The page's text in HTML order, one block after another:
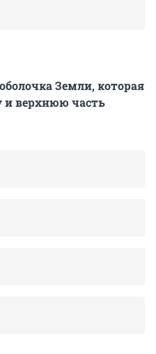
Земли, которая
и верхнюю часть